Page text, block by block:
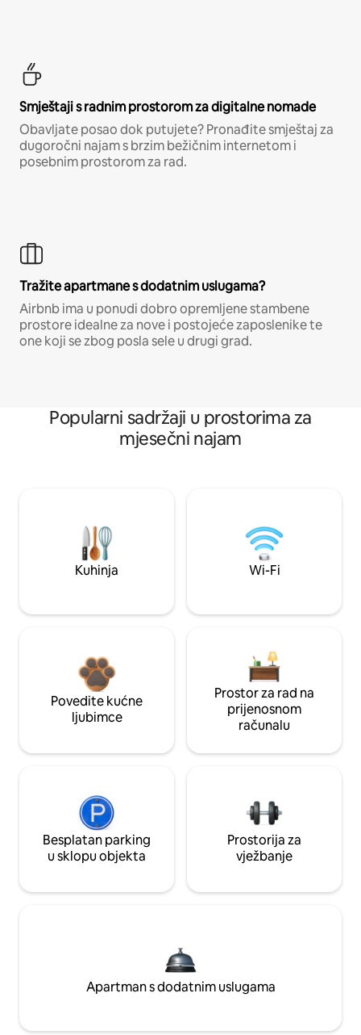
Smještaji s radnim prostorom za digitalne nomade
Obavljate posao dok putujete? Pronađite smještaj za
dugoročni najam s brzim bežičnim internetom i
posebnim prostorom za rad.
Tražite apartmane s dodatnim uslugama?
Airbnb ima u ponudi dobro opremljene stambene
prostore idealne za nove i postojeće zaposlenike te
one koji se zbog posla sele u drugi grad.
Popularni sadržaji u prostorima za
mjesečni najam
Kuhinja Wi-Fi
Povedite kućne
ljubimce
Prostor za rad na
prijenosnom
računalu
Besplatan parking
u sklopu objekta
Prostorija za
vježbanje
Apartman s dodatnim uslugama